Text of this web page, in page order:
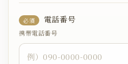
必須 電話番号
携帯電話番号